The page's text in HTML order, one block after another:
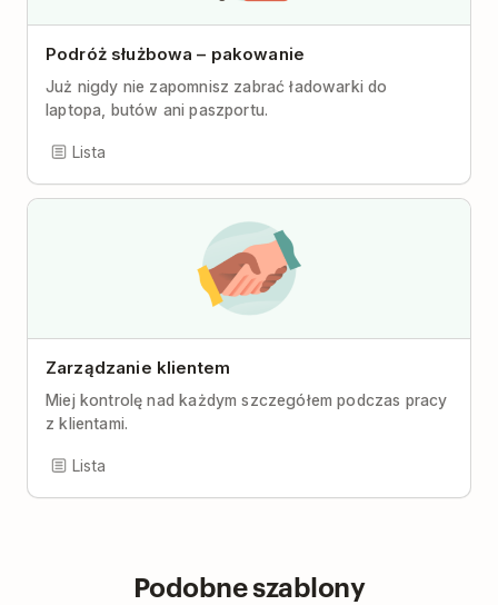
Podróż służbowa – pakowanie
Już nigdy nie zapomnisz zabrać ładowarki do
laptopa, butów ani paszportu.
Lista
Zarządzanie klientem
Miej kontrolę nad każdym szczegółem podczas pracy
z klientami.
Lista
Podobne szablony